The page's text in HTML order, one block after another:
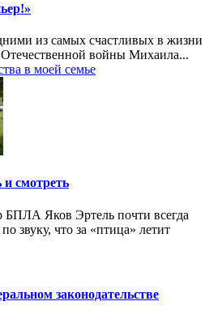
из самых счастливых в жизни
войны Михаила...
в моей семье
и смотреть
БПЛА Яков Эртель почти всегда
звуку, что за «птица» летит
законодательстве